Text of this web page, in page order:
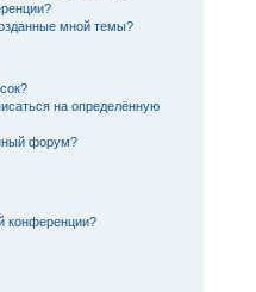
мной темы?
на определённую
форум?
конференции?